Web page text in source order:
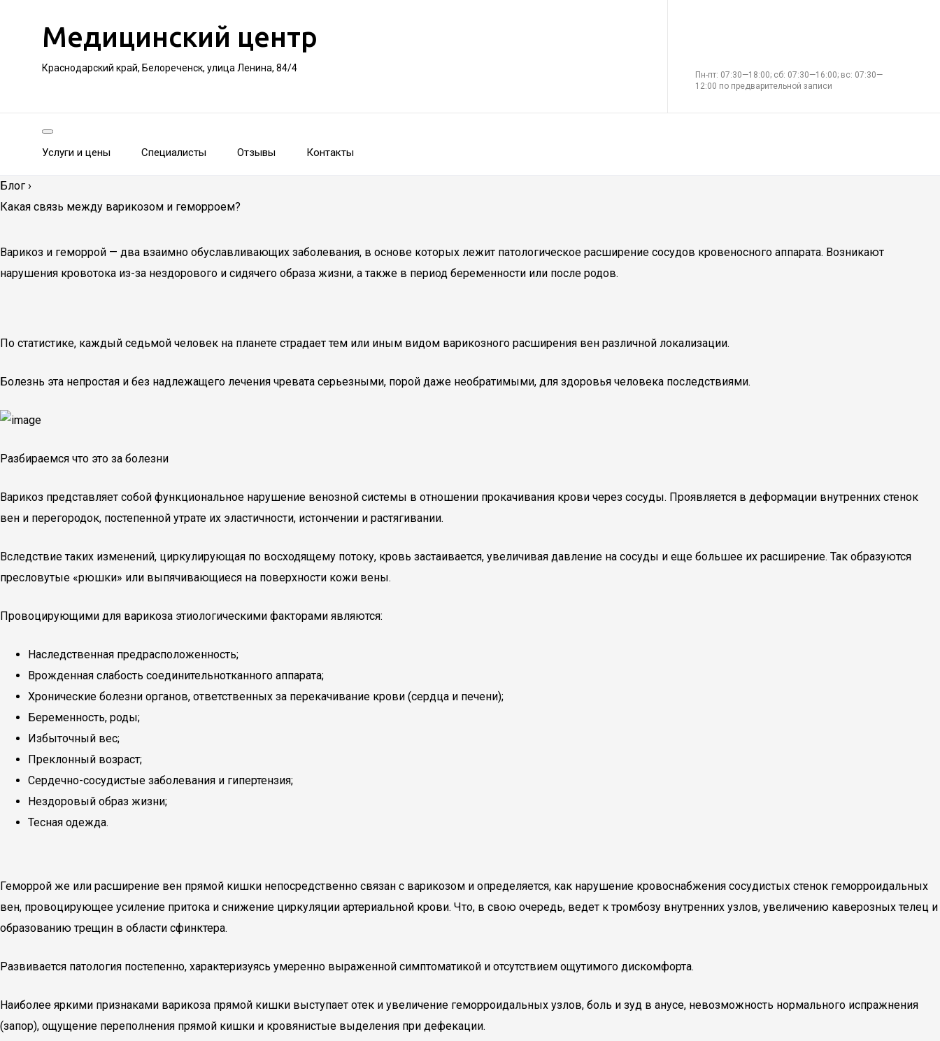
Медицинский центр
Краснодарский край, Белореченск, улица Ленина, 84/4
Пн-пт: 07:30—18:00; сб: 07:30—16:00; вс: 07:30—
12:00 по предварительной записи
Услуги и цены Специалисты Отзывы Контакты
Блог ›
Какая связь между варикозом и геморроем?
Варикоз и геморрой — два взаимно обуславливающих заболевания, в основе которых лежит патологическое расширение сосудов кровеносного аппарата. Возникают
нарушения кровотока из-за нездорового и сидячего образа жизни, а также в период беременности или после родов.
По статистике, каждый седьмой человек на планете страдает тем или иным видом варикозного расширения вен различной локализации.
Болезнь эта непростая и без надлежащего лечения чревата серьезными, порой даже необратимыми, для здоровья человека последствиями.
Разбираемся что это за болезни
Варикоз представляет собой функциональное нарушение венозной системы в отношении прокачивания крови через сосуды. Проявляется в деформации внутренних стенок
вен и перегородок, постепенной утрате их эластичности, истончении и растягивании.
Вследствие таких изменений, циркулирующая по восходящему потоку, кровь застаивается, увеличивая давление на сосуды и еще большее их расширение. Так образуются
пресловутые «рюшки» или выпячивающиеся на поверхности кожи вены.
Провоцирующими для варикоза этиологическими факторами являются:
Наследственная предрасположенность;
Врожденная слабость соединительнотканного аппарата;
Хронические болезни органов, ответственных за перекачивание крови (сердца и печени);
Беременность, роды;
Избыточный вес;
Преклонный возраст;
Сердечно-сосудистые заболевания и гипертензия;
Нездоровый образ жизни;
Тесная одежда.
Геморрой же или расширение вен прямой кишки непосредственно связан с варикозом и определяется, как нарушение кровоснабжения сосудистых стенок геморроидальных
вен, провоцирующее усиление притока и снижение циркуляции артериальной крови. Что, в свою очередь, ведет к тромбозу внутренних узлов, увеличению каверозных телец и
образованию трещин в области сфинктера.
Развивается патология постепенно, характеризуясь умеренно выраженной симптоматикой и отсутствием ощутимого дискомфорта.
Наиболее яркими признаками варикоза прямой кишки выступает отек и увеличение геморроидальных узлов, боль и зуд в анусе, невозможность нормального испражнения
(запор), ощущение переполнения прямой кишки и кровянистые выделения при дефекации.